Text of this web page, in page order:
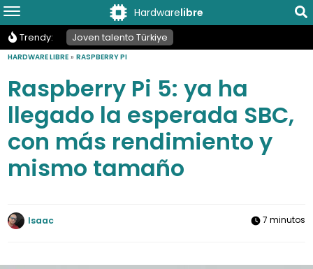
Hardwarelibre
Trendy: Joven talento Türkiye
HARDWARE LIBRE »RASPBERRY PI
Raspberry Pi 5: ya ha
llegado la esperada SBC,
con más rendimiento y
mismo tamaño
Isaac 7 minutos